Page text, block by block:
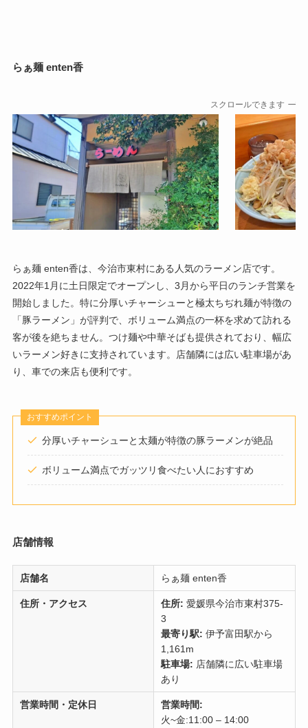
らぁ麺 enten香
スクロールできます
らぁ麺 enten香は、今治市東村にある人気のラーメン店です。
2022年1月に土日限定でオープンし、3月から平日のランチ営業を
開始しました。特に分厚いチャーシューと極太ちぢれ麺が特徴の
「豚ラーメン」が評判で、ボリューム満点の一杯を求めて訪れる
客が後を絶ちません。つけ麺や中華そばも提供されており、幅広
いラーメン好きに支持されています。店舗隣には広い駐車場があ
り、車での来店も便利です。
おすすめポイント
分厚いチャーシューと太麺が特徴の豚ラーメンが絶品
ボリューム満点でガッツリ食べたい人におすすめ
店舗情報
店舗名 らぁ麺 enten香
住所・アクセス 住所: 愛媛県今治市東村375-
3
最寄り駅: 伊予富田駅から
1,161m
駐車場: 店舗隣に広い駐車場
あり
営業時間・定休日
営業時間:
火~金:11:00 – 14:00